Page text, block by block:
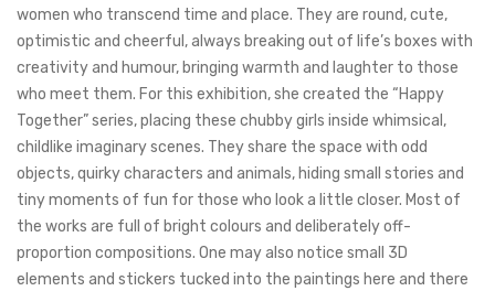
women who transcend time and place. They are round, cute,
optimistic and cheerful, always breaking out of life’s boxes with
creativity and humour, bringing warmth and laughter to those
who meet them. For this exhibition, she created the “Happy
Together” series, placing these chubby girls inside whimsical,
childlike imaginary scenes. They share the space with odd
objects, quirky characters and animals, hiding small stories and
tiny moments of fun for those who look a little closer. Most of
the works are full of bright colours and deliberately off-
proportion compositions. One may also notice small 3D
elements and stickers tucked into the paintings here and there